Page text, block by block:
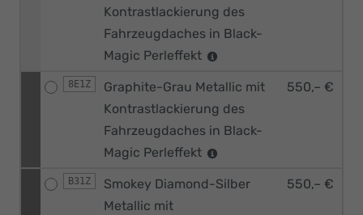
Kontrastlackierung des
Fahrzeugdaches in Black-
Magic Perleffekt
8E1Z
Graphite-Grau Metallic mit
Kontrastlackierung des
Fahrzeugdaches in Black-
Magic Perleffekt
550,– €
B31Z
Smokey Diamond-Silber
Metallic mit
550,– €